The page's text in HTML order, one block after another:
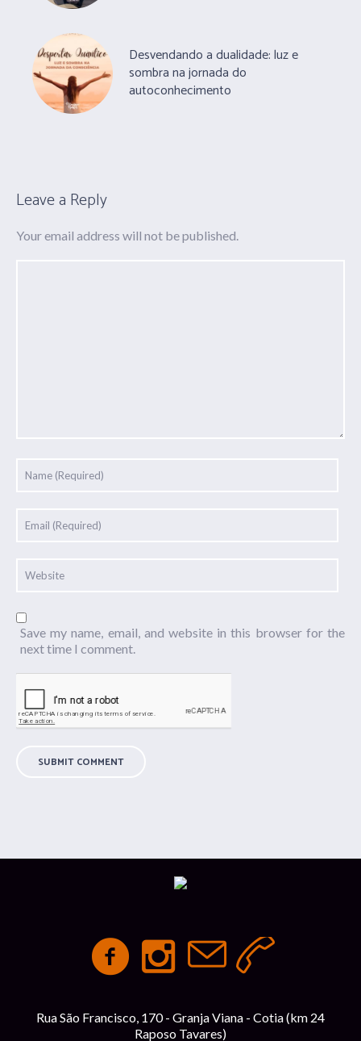
Desvendando a dualidade: luz e
sombra na jornada do
autoconhecimento
Leave a Reply
Your email address will not be published.
Save my name, email, and website in this browser for the
next time I comment.
Rua São Francisco, 170 - Granja Viana - Cotia (km 24
Raposo Tavares)